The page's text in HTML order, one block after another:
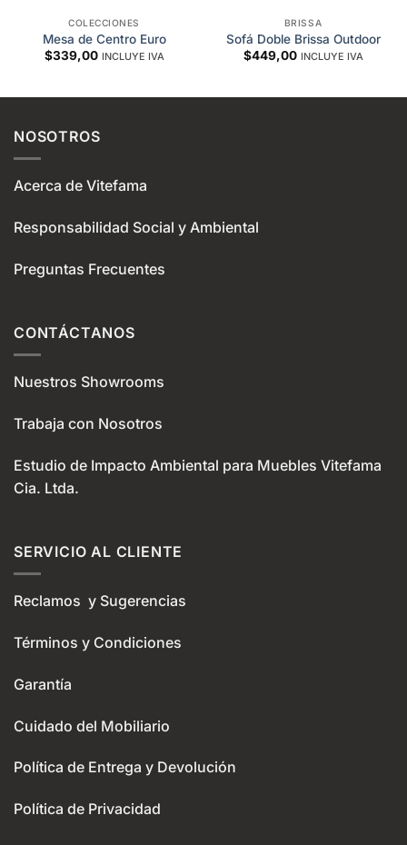
COLECCIONES
Mesa de Centro Euro
$339,00 INCLUYE IVA
BRISSA
Sofá Doble Brissa Outdoor
$449,00 INCLUYE IVA
NOSOTROS
Acerca de Vitefama
Responsabilidad Social y Ambiental
Preguntas Frecuentes
CONTÁCTANOS
Nuestros Showrooms
Trabaja con Nosotros
Estudio de Impacto Ambiental para Muebles Vitefama
Cia. Ltda.
SERVICIO AL CLIENTE
Reclamos y Sugerencias
Términos y Condiciones
Garantía
Cuidado del Mobiliario
Política de Entrega y Devolución
Política de Privacidad